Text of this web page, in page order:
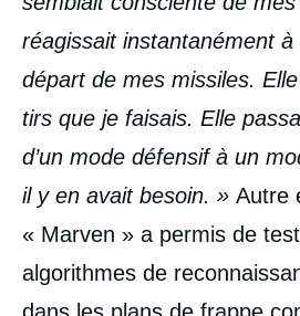
réagissait instantanément
départ de mes missiles.
tirs que je faisais. Elle
d’un mode défensif à un
il y en avait besoin. » Autre
« Marven » a permis de
algorithmes de